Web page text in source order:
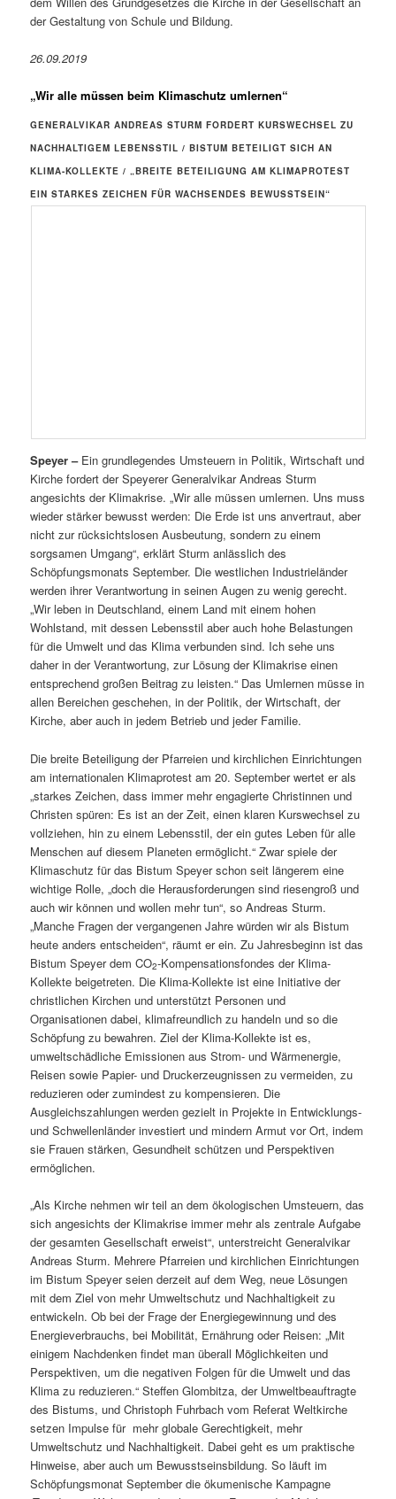
der Gestaltung von Schule und Bildung.
26.09.2019
„Wir alle müssen beim Klimaschutz umlernen“
GENERALVIKAR ANDREAS STURM FORDERT KURSWECHSEL ZU
NACHHALTIGEM LEBENSSTIL / BISTUM BETEILIGT SICH AN
KLIMA-KOLLEKTE / „BREITE BETEILIGUNG AM KLIMAPROTEST
EIN STARKES ZEICHEN FÜR WACHSENDES BEWUSSTSEIN“
Speyer – Ein grundlegendes Umsteuern in Politik, Wirtschaft und
Kirche fordert der Speyerer Generalvikar Andreas Sturm
angesichts der Klimakrise. „Wir alle müssen umlernen. Uns muss
wieder stärker bewusst werden: Die Erde ist uns anvertraut, aber
nicht zur rücksichtslosen Ausbeutung, sondern zu einem
sorgsamen Umgang“, erklärt Sturm anlässlich des
Schöpfungsmonats September. Die westlichen Industrieländer
werden ihrer Verantwortung in seinen Augen zu wenig gerecht.
„Wir leben in Deutschland, einem Land mit einem hohen
Wohlstand, mit dessen Lebensstil aber auch hohe Belastungen
für die Umwelt und das Klima verbunden sind. Ich sehe uns
daher in der Verantwortung, zur Lösung der Klimakrise einen
entsprechend großen Beitrag zu leisten.“ Das Umlernen müsse in
allen Bereichen geschehen, in der Politik, der Wirtschaft, der
Kirche, aber auch in jedem Betrieb und jeder Familie.
Die breite Beteiligung der Pfarreien und kirchlichen Einrichtungen
am internationalen Klimaprotest am 20. September wertet er als
„starkes Zeichen, dass immer mehr engagierte Christinnen und
Christen spüren: Es ist an der Zeit, einen klaren Kurswechsel zu
vollziehen, hin zu einem Lebensstil, der ein gutes Leben für alle
Menschen auf diesem Planeten ermöglicht.“ Zwar spiele der
Klimaschutz für das Bistum Speyer schon seit längerem eine
wichtige Rolle, „doch die Herausforderungen sind riesengroß und
auch wir können und wollen mehr tun“, so Andreas Sturm.
„Manche Fragen der vergangenen Jahre würden wir als Bistum
heute anders entscheiden“, räumt er ein. Zu Jahresbeginn ist das
Bistum Speyer dem CO2-Kompensationsfondes der Klima-
Kollekte beigetreten. Die Klima-Kollekte ist eine Initiative der
christlichen Kirchen und unterstützt Personen und
Organisationen dabei, klimafreundlich zu handeln und so die
Schöpfung zu bewahren. Ziel der Klima-Kollekte ist es,
umweltschädliche Emissionen aus Strom- und Wärmenergie,
Reisen sowie Papier- und Druckerzeugnissen zu vermeiden, zu
reduzieren oder zumindest zu kompensieren. Die
Ausgleichszahlungen werden gezielt in Projekte in Entwicklungs-
und Schwellenländer investiert und mindern Armut vor Ort, indem
sie Frauen stärken, Gesundheit schützen und Perspektiven
ermöglichen.
„Als Kirche nehmen wir teil an dem ökologischen Umsteuern, das
sich angesichts der Klimakrise immer mehr als zentrale Aufgabe
der gesamten Gesellschaft erweist“, unterstreicht Generalvikar
Andreas Sturm. Mehrere Pfarreien und kirchlichen Einrichtungen
im Bistum Speyer seien derzeit auf dem Weg, neue Lösungen
mit dem Ziel von mehr Umweltschutz und Nachhaltigkeit zu
entwickeln. Ob bei der Frage der Energiegewinnung und des
Energieverbrauchs, bei Mobilität, Ernährung oder Reisen: „Mit
einigem Nachdenken findet man überall Möglichkeiten und
Perspektiven, um die negativen Folgen für die Umwelt und das
Klima zu reduzieren.“ Steffen Glombitza, der Umweltbeauftragte
des Bistums, und Christoph Fuhrbach vom Referat Weltkirche
setzen Impulse für mehr globale Gerechtigkeit, mehr
Umweltschutz und Nachhaltigkeit. Dabei geht es um praktische
Hinweise, aber auch um Bewusstseinsbildung. So läuft im
Schöpfungsmonat September die ökumenische Kampagne